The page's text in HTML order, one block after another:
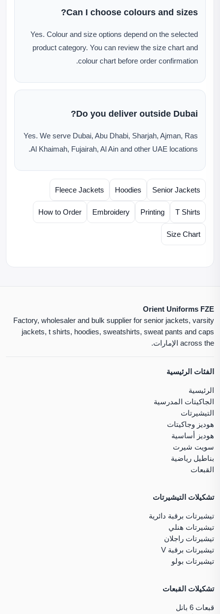
Can I choose colours and sizes?
Yes. Colour and size options depend on the selected
product category. You can review the size chart and
colour chart before order confirmation.
Do you deliver outside Dubai?
Yes. We serve Dubai, Abu Dhabi, Sharjah, Ajman, Ras
Al Khaimah, Fujairah, Al Ain and other UAE locations.
Senior Jackets
Hoodies
Fleece Jackets
T Shirts
Printing
Embroidery
How to Order
Size Chart
Orient Uniforms FZE
Factory, wholesaler and bulk supplier for senior jackets, varsity
jackets, t shirts, hoodies, sweatshirts, sweat pants and caps
across the الإمارات.
الفئات الرئيسية
الرئيسية
الجاكيتات المدرسية
التيشيرتات
هوديز وجاكيتات
هوديز أساسية
سويت شيرت
بناطيل رياضية
القبعات
تشكيلات التيشيرتات
تيشيرتات برقبة دائرية
تيشيرتات هنلي
تيشيرتات راجلان
تيشيرتات برقبة V
تيشيرتات بولو
تشكيلات القبعات
قبعات 6 بانل